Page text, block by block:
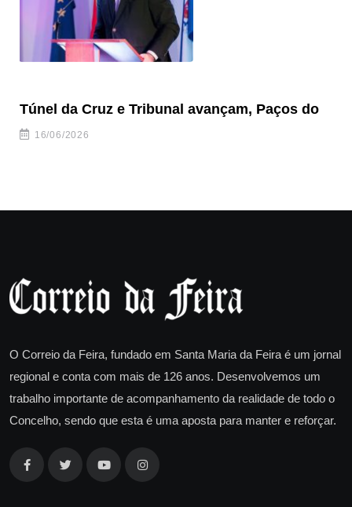
Túnel da Cruz e Tribunal avançam, Paços do
16/06/2026
O Correio da Feira, fundado em Santa Maria da Feira é um jornal
regional e conta com mais de 126 anos. Desenvolvemos um
trabalho importante de acompanhamento da realidade de todo o
Concelho, sendo que esta é uma aposta para manter e reforçar.